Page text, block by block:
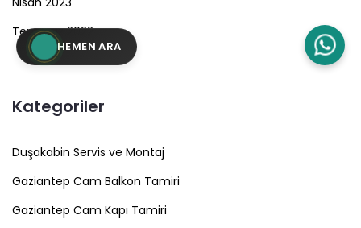
Temmuz 2022
Kategoriler
Duşakabin Servis ve Montaj
Gaziantep Cam Balkon Tamiri
Gaziantep Cam Kapı Tamiri
HEMEN ARA